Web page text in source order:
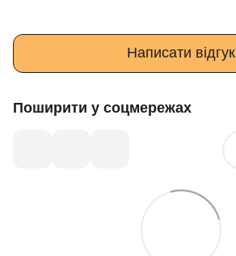
Написати відгук
Поширити у соцмережах